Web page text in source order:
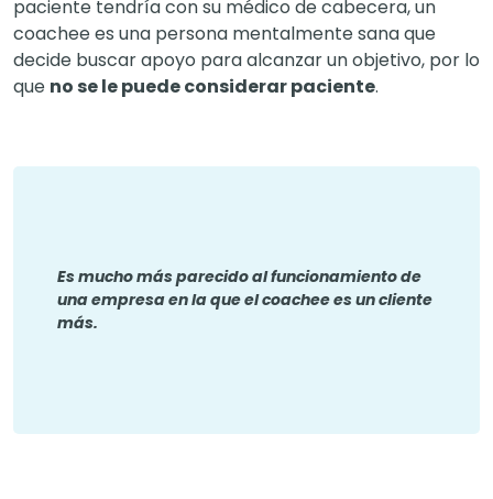
paciente tendría con su médico de cabecera, un
coachee es una persona mentalmente sana que
decide buscar apoyo para alcanzar un objetivo, por lo
que no se le puede considerar paciente.
Es mucho más parecido al funcionamiento de
una empresa en la que el coachee es un cliente
más.